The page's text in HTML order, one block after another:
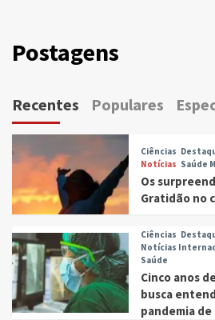
Postagens
Recentes Populares
Ciências
Notícias Saúde
Os
Gratidão no
Ciências
Notícias
Saúde
Cinco anos
busca
pandemia de